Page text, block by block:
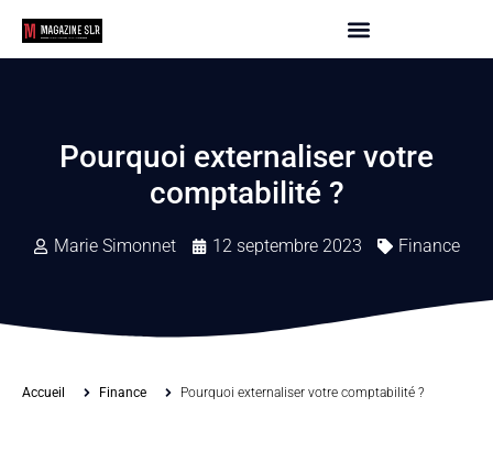
Pourquoi externaliser votre
comptabilité ?
Marie Simonnet 12 septembre 2023 Finance
Accueil Finance Pourquoi externaliser votre comptabilité ?